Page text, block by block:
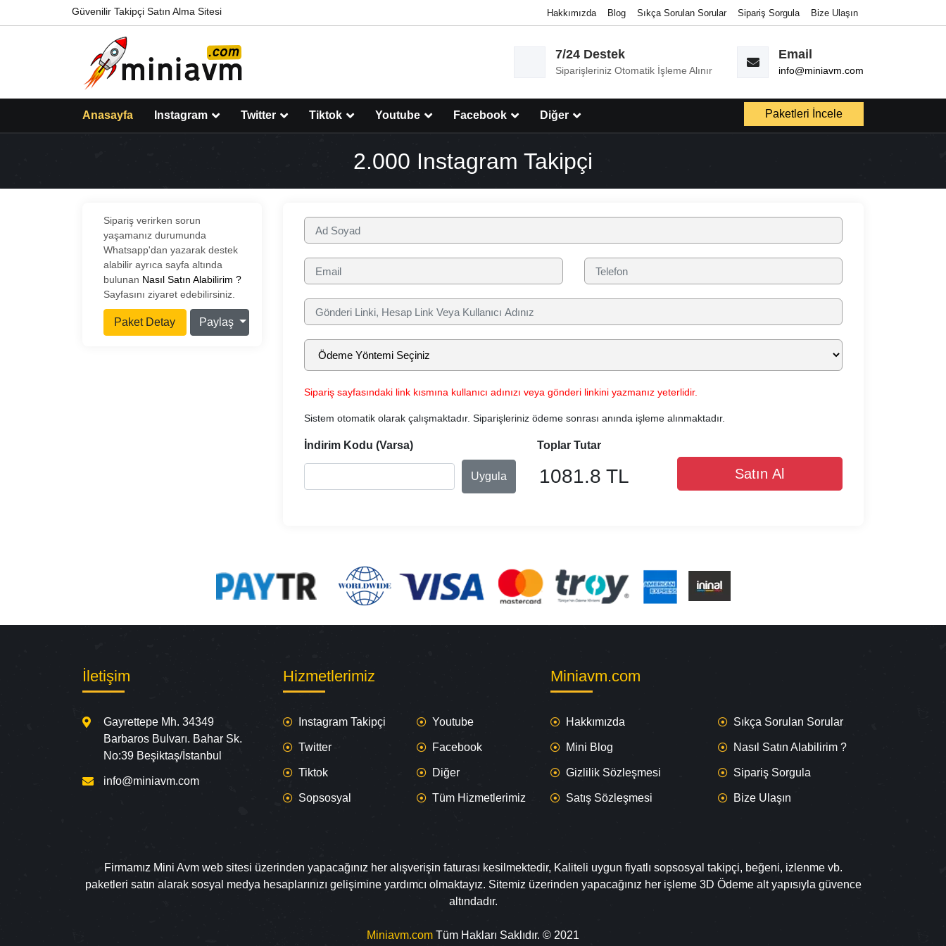
Güvenilir Takipçi Satın Alma Sitesi Hakkımızda Blog Sıkça Sorulan Sorular Sipariş Sorgula Bize Ulaşın
7/24 Destek
Siparişleriniz Otomatik İşleme Alınır
Email
info@miniavm.com
Anasayfa Instagram Twitter Tiktok Youtube Facebook Diğer Paketleri İncele
2.000 Instagram Takipçi
Sipariş verirken sorun
yaşamanız durumunda
Whatsapp'dan yazarak destek
alabilir ayrıca sayfa altında
bulunan Nasıl Satın Alabilirim ?
Sayfasını ziyaret edebilirsiniz.
Paket Detay Paylaş
Sipariş sayfasındaki link kısmına kullanıcı adınızı veya gönderi linkini yazmanız yeterlidir.
Sistem otomatik olarak çalışmaktadır. Siparişleriniz ödeme sonrası anında işleme alınmaktadır.
İndirim Kodu (Varsa)
Uygula
Toplar Tutar
1081.8 TL Satın Al
İletişim
Gayrettepe Mh. 34349
Barbaros Bulvarı. Bahar Sk.
No:39 Beşiktaş/İstanbul
info@miniavm.com
Hizmetlerimiz
Instagram Takipçi
Twitter
Tiktok
Sopsosyal
Youtube
Facebook
Diğer
Tüm Hizmetlerimiz
Miniavm.com
Hakkımızda
Mini Blog
Gizlilik Sözleşmesi
Satış Sözleşmesi
Sıkça Sorulan Sorular
Nasıl Satın Alabilirim ?
Sipariş Sorgula
Bize Ulaşın
Firmamız Mini Avm web sitesi üzerinden yapacağınız her alışverişin faturası kesilmektedir, Kaliteli uygun fiyatlı sopsosyal takipçi, beğeni, izlenme vb.
paketleri satın alarak sosyal medya hesaplarınızı gelişimine yardımcı olmaktayız. Sitemiz üzerinden yapacağınız her işleme 3D Ödeme alt yapısıyla güvence
altındadır.
Miniavm.com Tüm Hakları Saklıdır. © 2021